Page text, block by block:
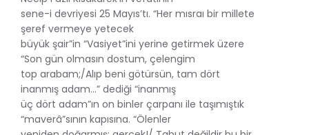
sene-i devriyesi 25 Mayıs’tı. “Her mısraı bir millete
şeref vermeye yetecek
büyük şair”in “Vasiyet”ini yerine getirmek üzere
“Son gün olmasın dostum, çelengim
top arabam;/Alıp beni götürsün, tam dört
inanmış adam...” dediği “inanmış
üç dört adam”ın on binler çarpanı ile taşımıştık
“maverâ”sının kapısına. “Ölenler